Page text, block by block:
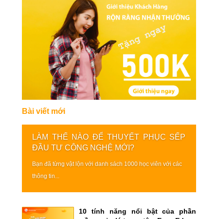
Bài viết mới
LÀM THẾ NÀO ĐỂ THUYẾT PHỤC SẾP
ĐẦU TƯ CÔNG NGHỆ MỚI?
Bạn đã từng vật lộn với danh sách 1000 học viên với các
thông tin...
10 tính năng nổi bật của phần